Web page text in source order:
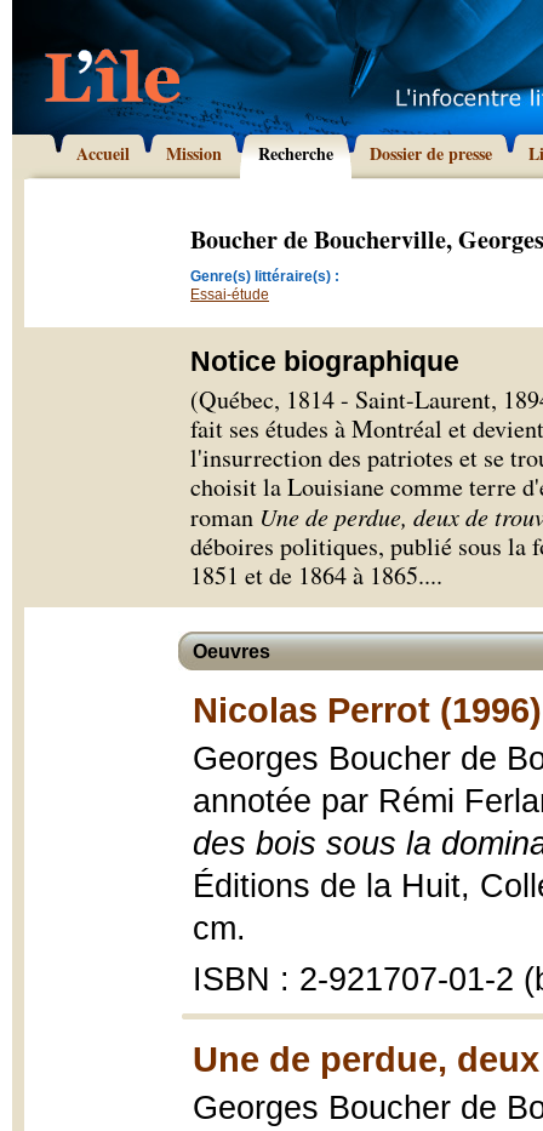
Accueil Mission Recherche Dossier de presse
Boucher de Boucherville,
Genre(s) littéraire(s) :
Essai-étude
Notice biographique
(Québec, 1814 - Saint-Laurent,
fait ses études à Montréal et
l'insurrection des patriotes et se
choisit la Louisiane comme terre
roman Une de perdue, deux de
déboires politiques, publié sous la
1851 et de 1864 à 1865....
Oeuvres
Nicolas Perrot (1996)
Georges Boucher de
annotée par Rémi
des bois sous la
Éditions de la Huit,
cm.
ISBN : 2-921707-01-2
Une de perdue,
Georges Boucher de